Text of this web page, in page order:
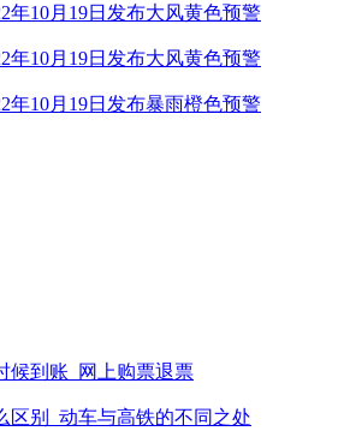
年10月19日发布大风黄色预警
年10月19日发布大风黄色预警
年10月19日发布暴雨橙色预警
候到账_网上购票退票
区别_动车与高铁的不同之处